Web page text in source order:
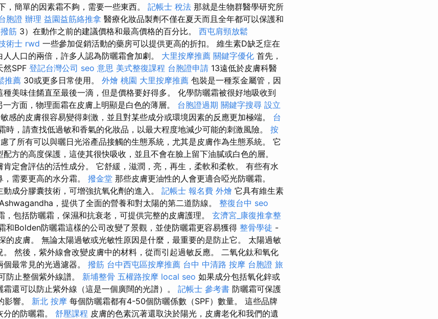
，簡單的因素霜不夠，需要一些東西。 記帳士 稅法 那就是生物群醫學研究所
胞證 辦理 益園益筋絡推拿 醫療化妝品製劑不僅在夏天而且全年都可以保護和
撥筋 3）在動作之前的建議價格和最高價格的百分比。 西屯肩頸放鬆
術士 rwd 一些參加促銷活動的藥房可以提供更高的折扣。 維生素D缺乏症在
人口的兩倍，許多人認為防曬霜會加劇。 大里按摩推薦 關鍵字優化 首先，
然SPF 登記台灣公司 seo 意思 美式整復課程 台胞證申請 13遠低於皮膚科醫
推薦 30或更多日常使用。 外燴 桃園 大里按摩推薦 包裝是一種泵金屬管，因
美味佳餚直至最後一滴，但是價格要好得多。 化學防曬霜被很好地吸收到
一方面，物理面霜在皮膚上明顯是白色的薄層。 台胞證過期 關鍵字搜尋 設立
敏感的皮膚很容易變得刺激，並且對某些成分或環境因素的反應更加極端。 台
時，請查找低過敏和香氣的化妝品，以最大程度地減少可能的刺激風險。 按
了所有可以與曬日光浴產品接觸的生態系統，尤其是皮膚作為生態系統。 它
方的高度保護，這使其很快吸收，並且不會在臉上留下油膩或白色的層。
定會評估的活性成分。 它舒緩，滋潤，亮，再生，柔軟和柔軟。 有些有水
需要更高的水分霜。 撥金堂 那些皮膚更油性的人會更適合啞光防曬霜。
成分膠囊技術，可增強抗氧化劑的進入。 記帳士 報名費 外燴 它具有維生素
，提供了全面的營養和對太陽的第二道防線。 整復台中 seo
，包括防曬霜，保濕和抗衰老，可提供完整的皮膚護理。 玄濟宮_康復推拿整
和Bolden防曬霜這樣的公司改變了景觀，並使防曬霜更容易獲得 整骨學徒 -
的皮膚。 無論太陽過敏或光敏性原因是什麼，最重要的是防止它。 太陽過敏
。 然後，紫外線會改變皮膚中的材料，從而引起過敏反應。 二氧化鈦和氧化
最常見的光過濾器。 撥筋 台中西屯區按摩推薦 台中 中清路 按摩 台胞證 旅
防止整個紫外線譜。 新埔整骨 五權路按摩 local seo 如果成分包括氧化鋅或
還可以防止紫外線（這是一個廣闊的光譜）。 記帳士 參考書 防曬霜可保護
影響。 新北 按摩 每個防曬霜都有4-50個防曬係數（SPF）數量。 這些品牌
的防曬霜。 舒壓課程 皮膚的色素沉著還取決於陽光，皮膚老化和我們的遺